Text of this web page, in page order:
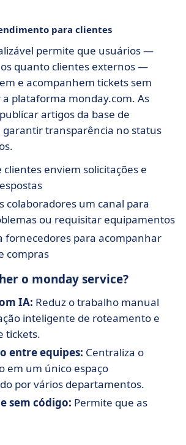
para clientes
permite que usuários —
quanto clientes externos —
e acompanhem tickets sem
a plataforma monday.com. As
artigos da base de
garantir transparência no status
enviem solicitações e
colaboradores um canal para
ou requisitar equipamentos
fornecedores para acompanhar
compras
o monday service?
IA: Reduz o trabalho manual
inteligente de roteamento e
tickets.
entre equipes: Centraliza o
em um único espaço
por vários departamentos.
sem código: Permite que as
sem precisar de